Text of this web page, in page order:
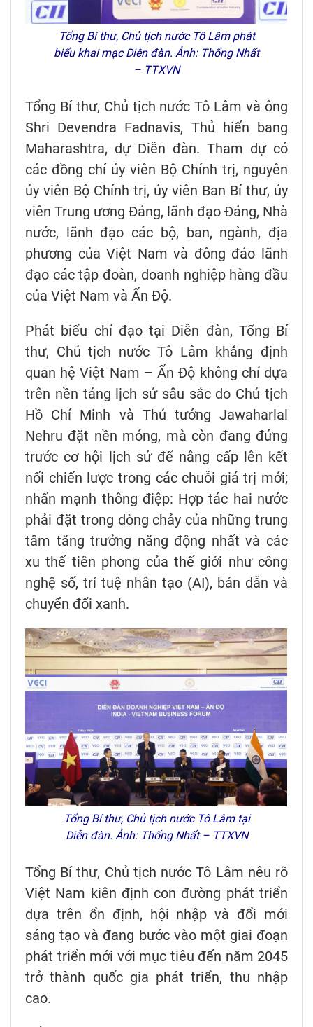
Tổng Bí thư, Chủ tịch nước Tô Lâm phát
biểu khai mạc Diễn đàn. Ảnh: Thống Nhất
– TTXVN
Tổng Bí thư, Chủ tịch nước Tô Lâm và ông
Shri Devendra Fadnavis, Thủ hiến bang
Maharashtra, dự Diễn đàn. Tham dự có
các đồng chí ủy viên Bộ Chính trị, nguyên
ủy viên Bộ Chính trị, ủy viên Ban Bí thư, ủy
viên Trung ương Đảng, lãnh đạo Đảng, Nhà
nước, lãnh đạo các bộ, ban, ngành, địa
phương của Việt Nam và đông đảo lãnh
đạo các tập đoàn, doanh nghiệp hàng đầu
của Việt Nam và Ấn Độ.
Phát biểu chỉ đạo tại Diễn đàn, Tổng Bí
thư, Chủ tịch nước Tô Lâm khẳng định
quan hệ Việt Nam – Ấn Độ không chỉ dựa
trên nền tảng lịch sử sâu sắc do Chủ tịch
Hồ Chí Minh và Thủ tướng Jawaharlal
Nehru đặt nền móng, mà còn đang đứng
trước cơ hội lịch sử để nâng cấp lên kết
nối chiến lược trong các chuỗi giá trị mới;
nhấn mạnh thông điệp: Hợp tác hai nước
phải đặt trong dòng chảy của những trung
tâm tăng trưởng năng động nhất và các
xu thế tiên phong của thế giới như công
nghệ số, trí tuệ nhân tạo (AI), bán dẫn và
chuyển đổi xanh.
Tổng Bí thư, Chủ tịch nước Tô Lâm tại
Diễn đàn. Ảnh: Thống Nhất – TTXVN
Tổng Bí thư, Chủ tịch nước Tô Lâm nêu rõ
Việt Nam kiên định con đường phát triển
dựa trên ổn định, hội nhập và đổi mới
sáng tạo và đang bước vào một giai đoạn
phát triển mới với mục tiêu đến năm 2045
trở thành quốc gia phát triển, thu nhập
cao.